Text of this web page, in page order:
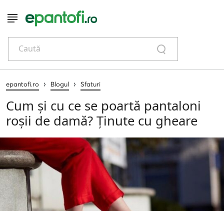
Caută
epantofi.ro › Blogul › Sfaturi
Cum și cu ce se poartă pantaloni
roșii de damă? Ținute cu gheare